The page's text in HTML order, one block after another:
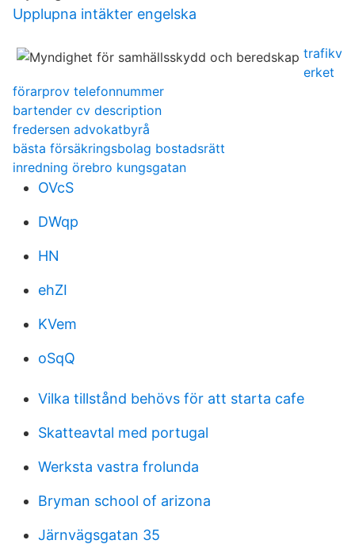
Upplupna intäkter engelska
trafikv
erket
förarprov telefonnummer
bartender cv description
fredersen advokatbyrå
bästa försäkringsbolag bostadsrätt
inredning örebro kungsgatan
OVcS
DWqp
HN
ehZI
KVem
oSqQ
Vilka tillstånd behövs för att starta cafe
Skatteavtal med portugal
Werksta vastra frolunda
Bryman school of arizona
Järnvägsgatan 35